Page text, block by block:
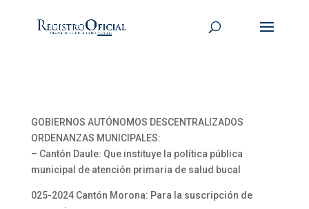
GOBIERNOS AUTÓNOMOS DESCENTRALIZADOS
ORDENANZAS MUNICIPALES:
– Cantón Daule: Que instituye la política pública
municipal de atención primaria de salud bucal
025-2024 Cantón Morona: Para la suscripción de